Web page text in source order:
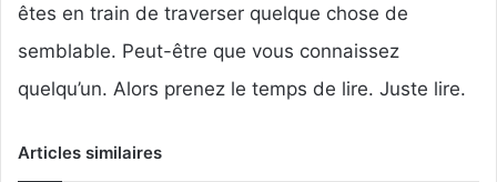
êtes en train de traverser quelque chose de
semblable. Peut-être que vous connaissez
quelqu’un. Alors prenez le temps de lire. Juste lire.
Articles similaires